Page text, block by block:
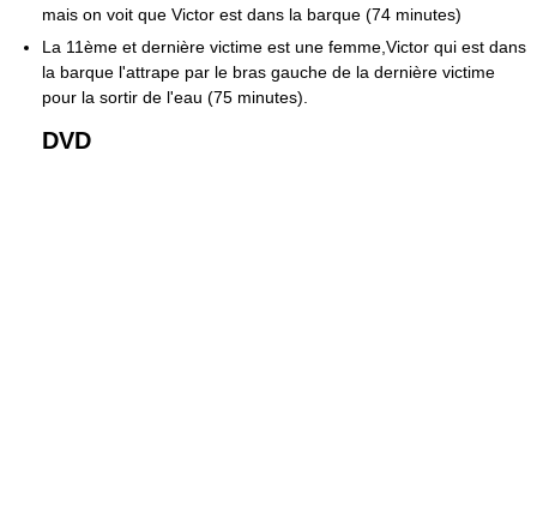
mais on voit que Victor est dans la barque (74 minutes)
La 11ème et dernière victime est une femme,Victor qui est dans
la barque l'attrape par le bras gauche de la dernière victime
pour la sortir de l'eau (75 minutes).
DVD